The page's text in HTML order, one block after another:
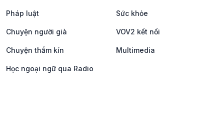
Pháp luật Sức khỏe
Chuyện người già VOV2 kết nối
Chuyện thầm kín Multimedia
Học ngoại ngữ qua Radio